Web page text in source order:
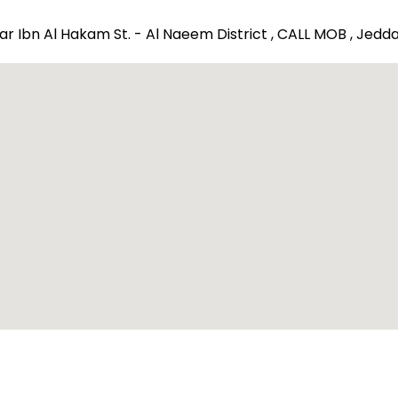
Ibn Al Hakam St. - Al Naeem District , CALL MOB ,